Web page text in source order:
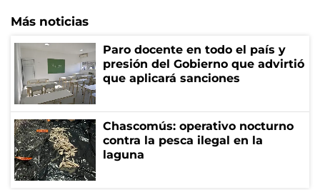
Más noticias
Paro docente en todo el país y
presión del Gobierno que advirtió
que aplicará sanciones
Chascomús: operativo nocturno
contra la pesca ilegal en la
laguna